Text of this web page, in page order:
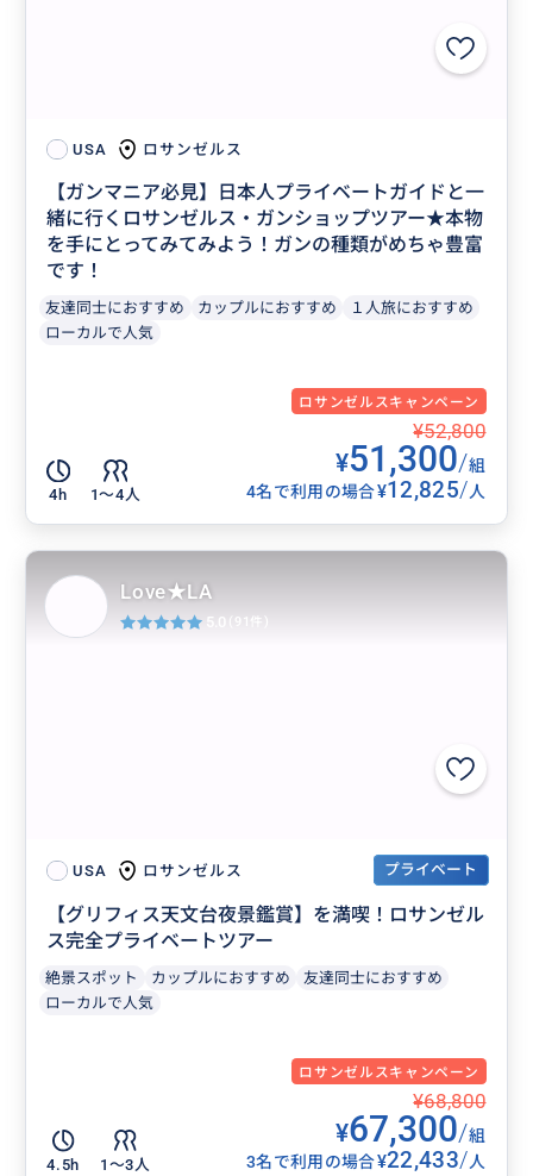
USA ロサンゼルス
【ガンマニア必見】日本人プライベートガイドと一
緒に行くロサンゼルス・ガンショップツアー★本物
を手にとってみてみよう！ガンの種類がめちゃ豊富
です！
友達同士におすすめ カップルにおすすめ
１人旅におすすめ
ローカルで人気
ロサンゼルスキャンペーン
4h 1〜4人
¥52,800
¥51,300/組
4名で利用の場合¥12,825/人
USA ロサンゼルス プライベート
【グリフィス天文台夜景鑑賞】を満喫！ロサンゼル
ス完全プライベートツアー
絶景スポット カップルにおすすめ
友達同士におすすめ
ローカルで人気
ロサンゼルスキャンペーン
4.5h 1〜3人
¥68,800
¥67,300/組
3名で利用の場合¥22,433/人
Love★LA
5.0 (91件)